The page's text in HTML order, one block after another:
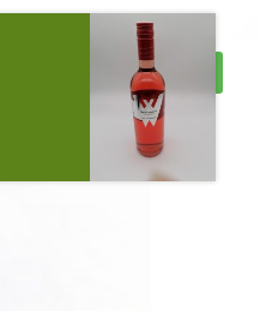
Vegan